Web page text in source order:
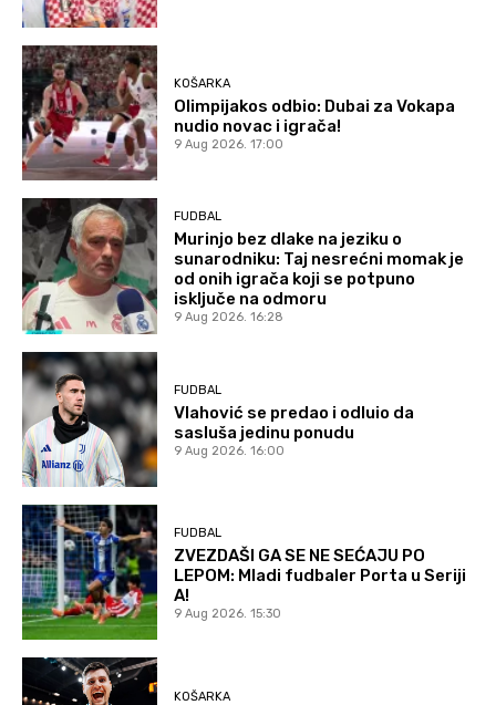
KOŠARKA
Olimpijakos odbio: Dubai za Vokapa
nudio novac i igrača!
9 Aug 2026. 17:00
FUDBAL
Murinjo bez dlake na jeziku o
sunarodniku: Taj nesrećni momak je
od onih igrača koji se potpuno
isključe na odmoru
9 Aug 2026. 16:28
FUDBAL
Vlahović se predao i odluio da
sasluša jedinu ponudu
9 Aug 2026. 16:00
FUDBAL
ZVEZDAŠI GA SE NE SEĆAJU PO
LEPOM: Mladi fudbaler Porta u Seriji
A!
9 Aug 2026. 15:30
KOŠARKA